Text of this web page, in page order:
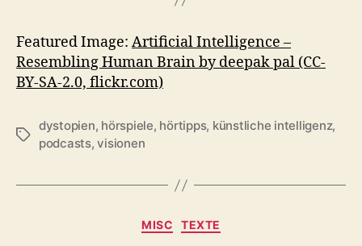
Featured Image: Artificial Intelligence –
Resembling Human Brain by deepak pal (CC-
BY-SA-2.0, flickr.com)
Schlagwörter
dystopien, hörspiele, hörtipps, künstliche intelligenz,
podcasts,visionen
Kategorien
MISC TEXTE